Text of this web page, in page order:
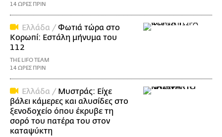
14 ΩΡΕΣ ΠΡΙΝ
Ελλάδα /Φωτιά τώρα στο
Κορωπί: Εστάλη μήνυμα του
112
THE LIFO TEAM
14 ΩΡΕΣ ΠΡΙΝ
Ελλάδα / Μυστράς: Είχε
βάλει κάμερες και αλυσίδες στο
ξενοδοχείο όπου έκρυβε τη
σορό του πατέρα του στον
καταψύκτη